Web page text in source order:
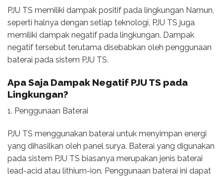
PJU TS memiliki dampak positif pada lingkungan Namun,
seperti halnya dengan setiap teknologi, PJU TS juga
memiliki dampak negatif pada lingkungan. Dampak
negatif tersebut terutama disebabkan oleh penggunaan
baterai pada sistem PJU TS.
Apa Saja Dampak Negatif PJU TS pada
Lingkungan?
1. Penggunaan Baterai
PJU TS menggunakan baterai untuk menyimpan energi
yang dihasilkan oleh panel surya. Baterai yang digunakan
pada sistem PJU TS biasanya merupakan jenis baterai
lead-acid atau lithium-ion. Penggunaan baterai ini dapat